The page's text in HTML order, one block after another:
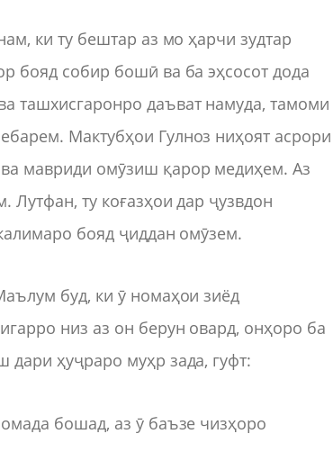
ки ту бештар аз мо ҳарчи зудтар
бояд собир бошӣ ва ба эҳсосот дода
ташхисгаронро даъват намуда, тамоми
Мактубҳои Гулноз ниҳоят асрори
мавриди омӯзиш қарор медиҳем. Аз
Лутфан, ту коғазҳои дар ҷузвдон
бояд ҷиддан омӯзем.
буд, ки ӯ номаҳои зиёд
низ аз он берун овард, онҳоро ба
ҳуҷраро муҳр зада, гуфт:
бошад, аз ӯ баъзе чизҳоро